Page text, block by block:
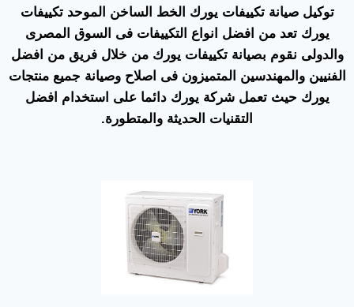
توكيل صيانة تكييفات يورك الخط الساخن الموحد تكييفات
يورك تعد من افضل انواع التكييفات فى السوق المصرى
والدولى نقوم بصيانة تكييفات يورك من خلال فريق من افضل
الفنيين والمهندسين المتميزون فى اصلاح وصيانة جميع منتجات
يورك حيث تعمل شركة يورك دائما على استخدام افضل
التقنيات الحديثة والمتطورة.